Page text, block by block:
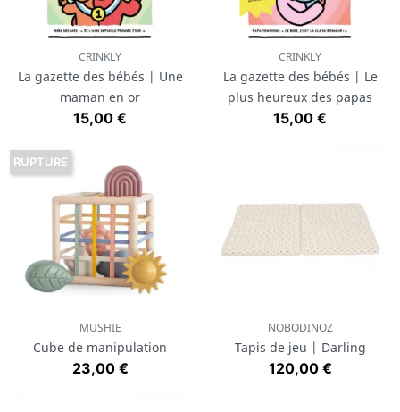
CRINKLY
La gazette des bébés | Une
maman en or
Prix
15,00 €
CRINKLY
La gazette des bébés | Le
plus heureux des papas
Prix
15,00 €
MUSHIE
Cube de manipulation
Prix
23,00 €
RUPTURE
NOBODINOZ
Tapis de jeu | Darling
Prix
120,00 €